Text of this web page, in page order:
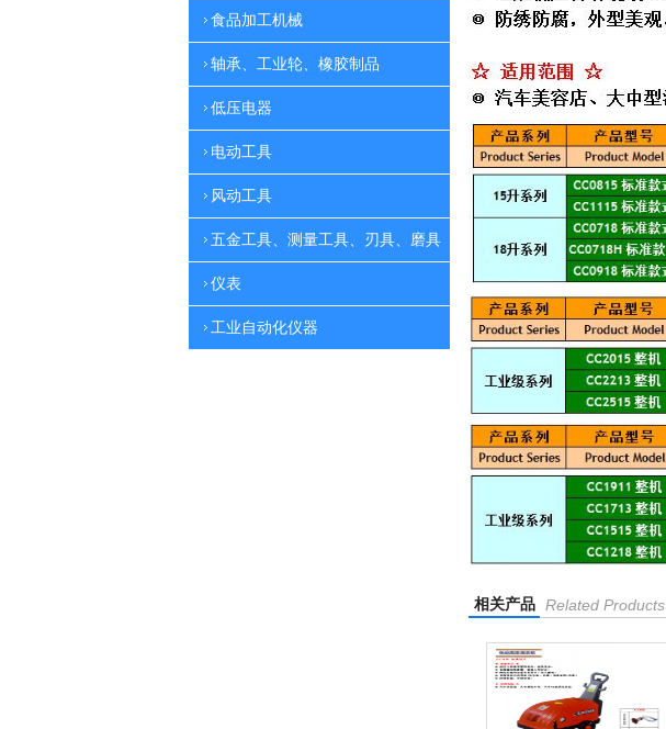
食品加工机械
轴承、工业轮、橡胶制品
低压电器
电动工具
风动工具
五金工具、测量工具、刃具、磨具
仪表
工业自动化仪器
相关产品 Related Products